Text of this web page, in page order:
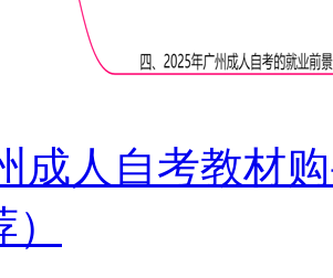
成人自考教材